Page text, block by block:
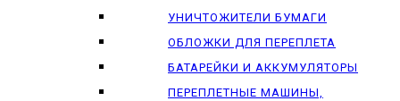
УНИЧТОЖИТЕЛИ БУМАГИ
ОБЛОЖКИ ДЛЯ ПЕРЕПЛЕТА
БАТАРЕЙКИ И АККУМУЛЯТОРЫ
ПЕРЕПЛЕТНЫЕ МАШИНЫ,